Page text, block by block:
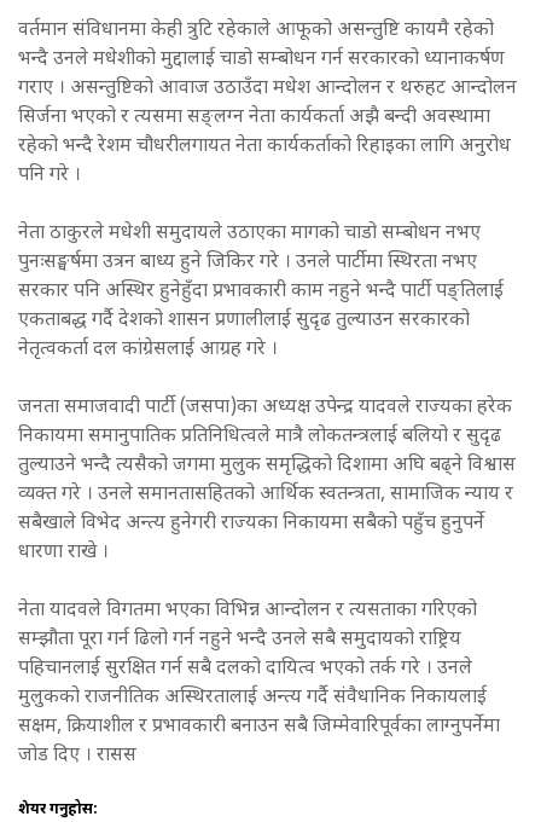
वर्तमान संविधानमा केही त्रुटि रहेकाले आफूको असन्तुष्टि कायमै रहेको
भन्दै उनले मधेशीको मुद्दालाई चाडो सम्बोधन गर्न सरकारको ध्यानाकर्षण
गराए । असन्तुष्टिको आवाज उठाउँदा मधेश आन्दोलन र थरुहट आन्दोलन
सिर्जना भएको र त्यसमा सङ्लग्न नेता कार्यकर्ता अझै बन्दी अवस्थामा
रहेको भन्दै रेशम चौधरीलगायत नेता कार्यकर्ताको रिहाइका लागि अनुरोध
पनि गरे ।
नेता ठाकुरले मधेशी समुदायले उठाएका मागको चाडो सम्बोधन नभए
पुनःसङ्घर्षमा उत्रन बाध्य हुने जिकिर गरे । उनले पार्टीमा स्थिरता नभए
सरकार पनि अस्थिर हुनेहुँदा प्रभावकारी काम नहुने भन्दै पार्टी पङ्तिलाई
एकताबद्ध गर्दै देशको शासन प्रणालीलाई सुदृढ तुल्याउन सरकारको
नेतृत्वकर्ता दल कांग्रेसलाई आग्रह गरे ।
जनता समाजवादी पार्टी (जसपा)का अध्यक्ष उपेन्द्र यादवले राज्यका हरेक
निकायमा समानुपातिक प्रतिनिधित्वले मात्रै लोकतन्त्रलाई बलियो र सुदृढ
तुल्याउने भन्दै त्यसैको जगमा मुलुक समृद्धिको दिशामा अघि बढ्ने विश्वास
व्यक्त गरे । उनले समानतासहितको आर्थिक स्वतन्त्रता, सामाजिक न्याय र
सबैखाले विभेद अन्त्य हुनेगरी राज्यका निकायमा सबैको पहुँच हुनुपर्ने
धारणा राखे ।
नेता यादवले विगतमा भएका विभिन्न आन्दोलन र त्यसताका गरिएको
सम्झौता पूरा गर्न ढिलो गर्न नहुने भन्दै उनले सबै समुदायको राष्ट्रिय
पहिचानलाई सुरक्षित गर्न सबै दलको दायित्व भएको तर्क गरे । उनले
मुलुकको राजनीतिक अस्थिरतालाई अन्त्य गर्दै संवैधानिक निकायलाई
सक्षम, क्रियाशील र प्रभावकारी बनाउन सबै जिम्मेवारिपूर्वका लाग्नुपर्नेमा
जोड दिए । रासस
शेयर गर्नुहोस: